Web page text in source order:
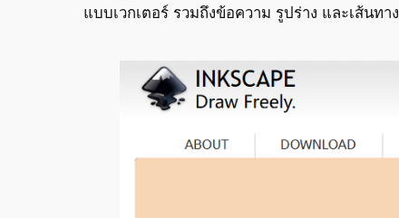
แบบเวกเตอร์ รวมถึงข้อความ รูปร่าง และเส้นทาง